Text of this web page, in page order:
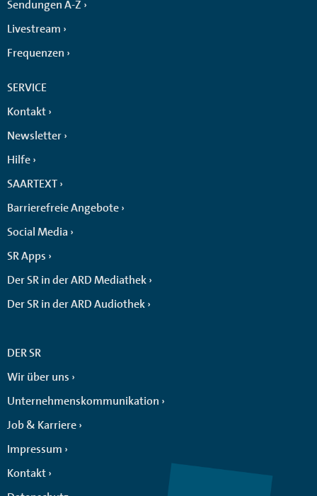
Sendungen A-Z
Livestream
Frequenzen
SERVICE
Kontakt
Newsletter
Hilfe
SAARTEXT
Barrierefreie Angebote
Social Media
SR Apps
Der SR in der ARD Mediathek
Der SR in der ARD Audiothek
DER SR
Wir über uns
Unternehmenskommunikation
Job & Karriere
Impressum
Kontakt